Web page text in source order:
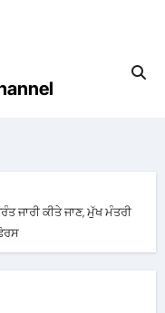
ਜਾਰੀ ਕੀਤੇ ਜਾਣ, ਮੁੱਖ ਮੰਤਰੀ